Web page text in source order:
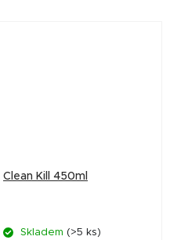
Clean Kill 450ml
Skladem (>5 ks)